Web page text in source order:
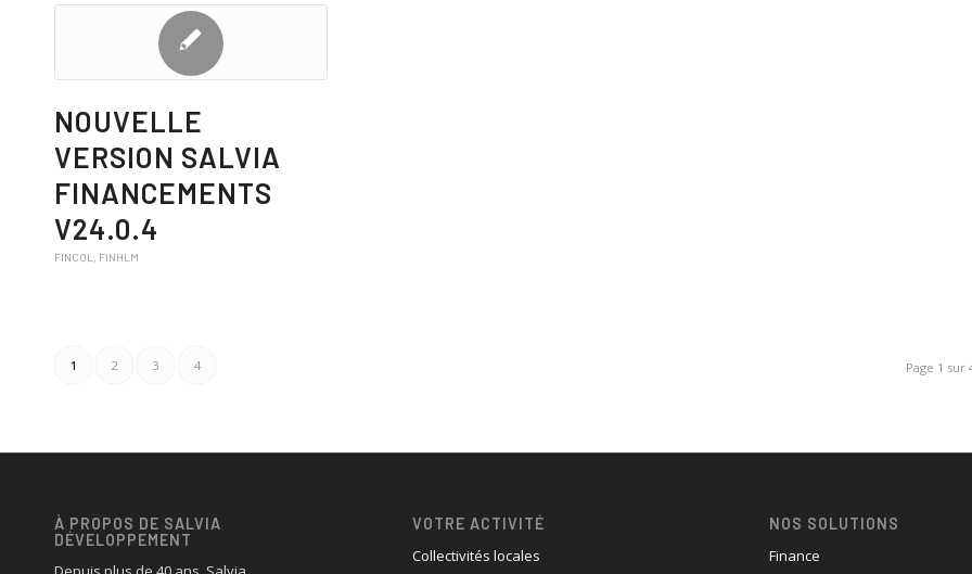
NOUVELLE
VERSION SALVIA
FINANCEMENTS
V24.0.4
FINCOL FINHLM
Page 1 sur
1 2 3 4
À PROPOS DE SALVIA
DÉVELOPPEMENT
VOTRE ACTIVITÉ
Collectivités locales
NOS SOLUTIONS
Finance